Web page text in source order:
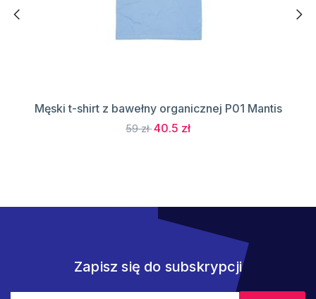
Męski t-shirt z bawełny organicznej P01 Mantis
59 zł40.5 zł
Zapisz się do subskrypcji